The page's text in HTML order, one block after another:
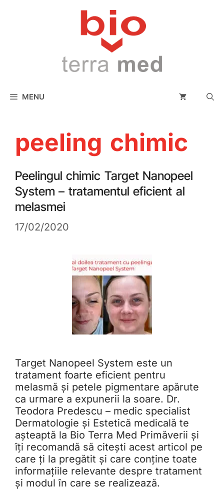
MENU
peeling chimic
Peelingul chimic Target Nanopeel
System – tratamentul eficient al
melasmei
17/02/2020
Target Nanopeel System este un
tratament foarte eficient pentru
melasmă și petele pigmentare apărute
ca urmare a expunerii la soare. Dr.
Teodora Predescu – medic specialist
Dermatologie și Estetică medicală te
așteaptă la Bio Terra Med Primăverii și
îți recomandă să citești acest articol pe
care ți la pregătit și care conține toate
informațiile relevante despre tratament
și modul în care se realizează.